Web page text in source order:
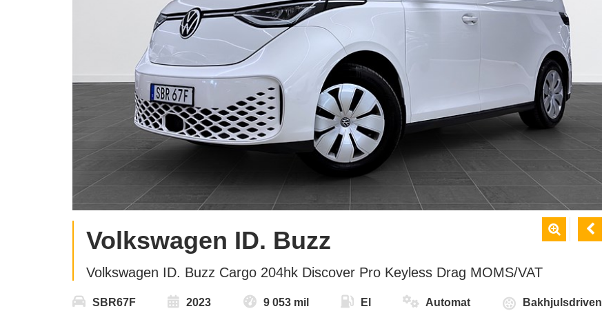
 
Volkswagen ID. Buzz
Volkswagen ID. Buzz Cargo 204hk Discover Pro Keyless Drag MOMS/VAT
SBR67F 2023 9 053 mil El Automat  Bakhjulsdriven